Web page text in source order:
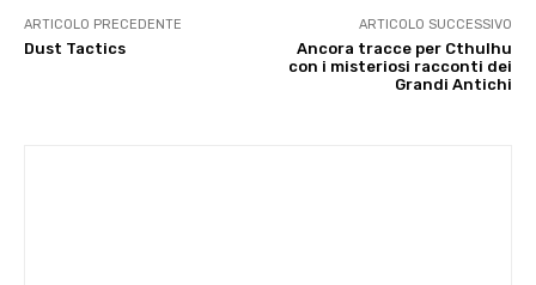
ARTICOLO PRECEDENTE
Dust Tactics
ARTICOLO SUCCESSIVO
Ancora tracce per Cthulhu
con i misteriosi racconti dei
Grandi Antichi